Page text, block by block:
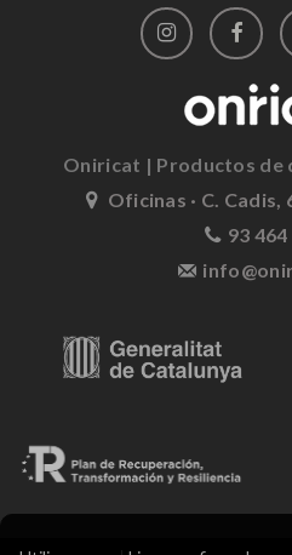
Oniricat | Productos de
Oficinas · C. Cadis,
93